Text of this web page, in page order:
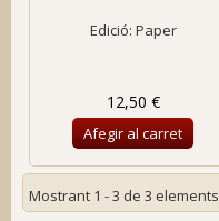
Edició: Paper
12,50 €
Afegir al carret
Mostrant 1 - 3 de 3 elements